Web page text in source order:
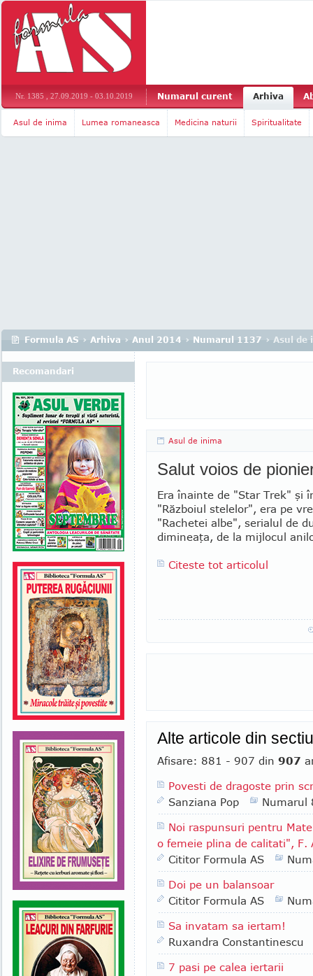
Nr. 1385 , 27.09.2019 - 03.10.2019 Numarul curent Arhiva
Asul de inima Lumea romaneasca Medicina naturii Spiritualitate
Formula AS › Arhiva › Anul 2014 › Numarul 1137 › Asul de
Asul de inima
Salut voios de
Era înainte de "Star Trek" şi
"Războiul stelelor", era pe
"Rachetei albe", serialul de
dimineaţa, de la mijlocul
Citeste tot articolul
Alte articole din
Afisare: 881 - 907 din 907
Povesti de dragoste prin
Sanziana Pop
Numarul
Noi raspunsuri pentru
o femeie plina de calitati", F.
Cititor Formula AS
Doi pe un balansoar
Cititor Formula AS
Sa invatam sa iertam!
Ruxandra Constantinescu
7 pasi pe calea iertarii
Recomandari